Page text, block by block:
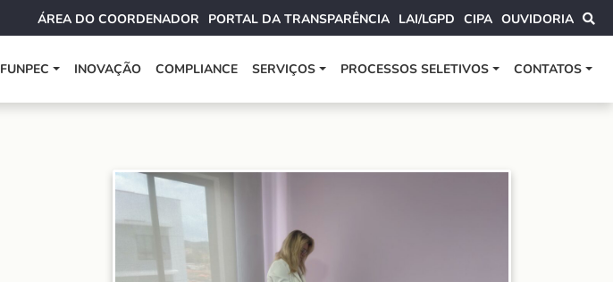
ÁREA DO COORDENADOR PORTAL DA TRANSPARÊNCIA LAI/LGPD CIPA OUVIDORIA
FUNPEC INOVAÇÃO COMPLIANCE SERVIÇOS PROCESSOS SELETIVOS CONTATOS